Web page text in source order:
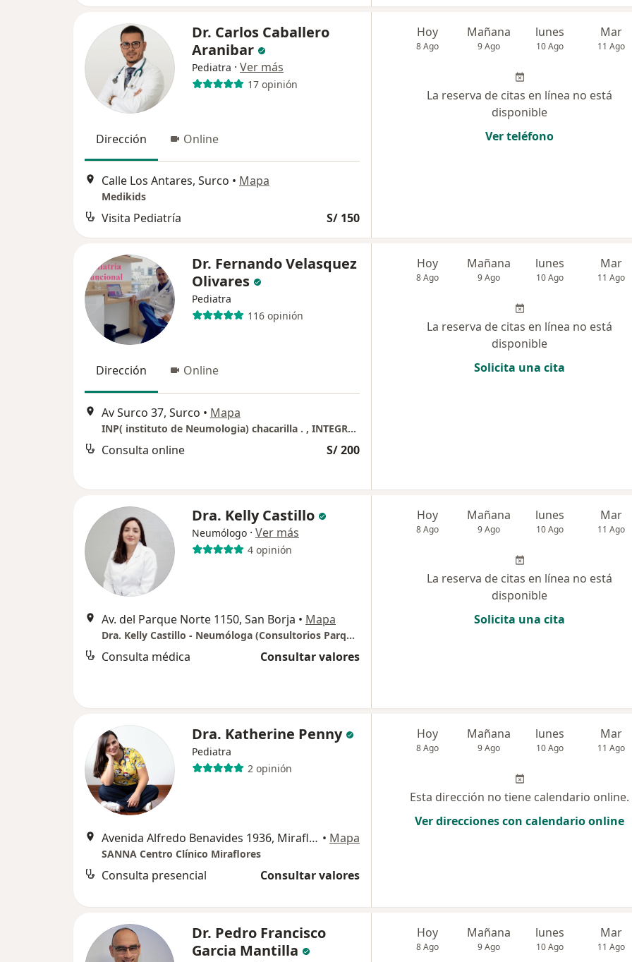
Dr. Carlos Caballero
Aranibar
Pediatra · Ver más
17 opinión
Dirección Online
Calle Los Antares, Surco • Mapa
Medikids
Visita Pediatría S/ 150
Hoy
8 Ago
Mañana
9 Ago
lunes
10 Ago
Mar
11 Ago
La reserva de citas en línea no está
disponible
Ver teléfono
Dr. Fernando Velasquez
Olivares
Pediatra
116 opinión
Dirección Online
Av Surco 37, Surco • Mapa
INP( instituto de Neumologia) chacarilla . , INTEGRANDO PEDIATRIA Miraflores
Consulta online S/ 200
Hoy
8 Ago
Mañana
9 Ago
lunes
10 Ago
Mar
11 Ago
La reserva de citas en línea no está
disponible
Solicita una cita
Dra. Kelly Castillo
Neumólogo · Ver más
4 opinión
Av. del Parque Norte 1150, San Borja • Mapa
Dra. Kelly Castillo - Neumóloga (Consultorios Parque Norte)
Consulta médica Consultar valores
Hoy
8 Ago
Mañana
9 Ago
lunes
10 Ago
Mar
11 Ago
La reserva de citas en línea no está
disponible
Solicita una cita
Dra. Katherine Penny
Pediatra
2 opinión
Avenida Alfredo Benavides 1936, Miraflores • Mapa
SANNA Centro Clínico Miraflores
Consulta presencial Consultar valores
Hoy
8 Ago
Mañana
9 Ago
lunes
10 Ago
Mar
11 Ago
Esta dirección no tiene calendario online.
Ver direcciones con calendario online
Dr. Pedro Francisco
Garcia Mantilla
Hoy
8 Ago
Mañana
9 Ago
lunes
10 Ago
Mar
11 Ago